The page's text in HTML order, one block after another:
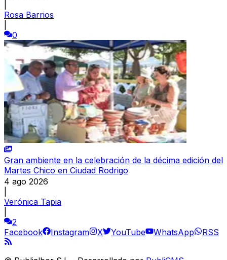
Rosa Barrios
0
Gran ambiente en la celebración de la décima edición del
Martes Chico en Ciudad Rodrigo
4 ago 2026
Verónica Tapia
2
Facebook
Instagram X YouTube WhatsApp RSS